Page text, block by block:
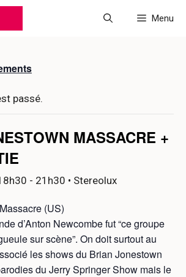
Menu
passé.
MASSACRE +
- 21h30 • Stereolux
(US)
d’Anton Newcombe fut “ce groupe
sur scène”. On doit surtout au
les shows du Brian Jonestown
du Jerry Springer Show mais le